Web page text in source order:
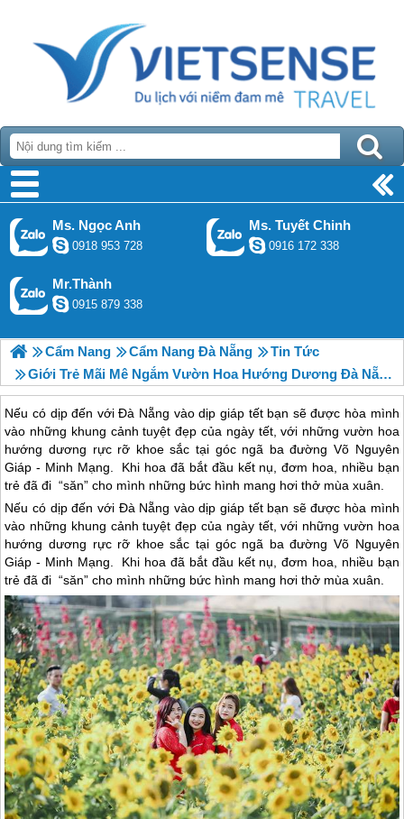
Ms. Ngọc Anh
0918 953 728
Ms. Tuyết Chinh
0916 172 338
Mr.Thành
0915 879 338
Cẩm Nang Cẩm Nang Đà Nẵng
Tin Tức
Giới Trẻ Mãi Mê Ngắm Vườn Hoa Hướng Dương Đà Nẵng
Nếu có dịp đến với Đà Nẵng vào dịp giáp tết bạn sẽ được hòa mình
vào những khung cảnh tuyệt đẹp của ngày tết, với những vườn hoa
hướng dương rực rỡ khoe sắc tại góc ngã ba đường Võ Nguyên
Giáp - Minh Mạng. Khi hoa đã bắt đầu kết nụ, đơm hoa, nhiều bạn
trẻ đã đi “săn” cho mình những bức hình mang hơi thở mùa xuân.
Nếu có dịp đến với Đà Nẵng vào dịp giáp tết bạn sẽ được hòa mình
vào những khung cảnh tuyệt đẹp của ngày tết, với những vườn hoa
hướng dương rực rỡ khoe sắc tại góc ngã ba đường Võ Nguyên
Giáp - Minh Mạng. Khi hoa đã bắt đầu kết nụ, đơm hoa, nhiều bạn
trẻ đã đi “săn” cho mình những bức hình mang hơi thở mùa xuân.